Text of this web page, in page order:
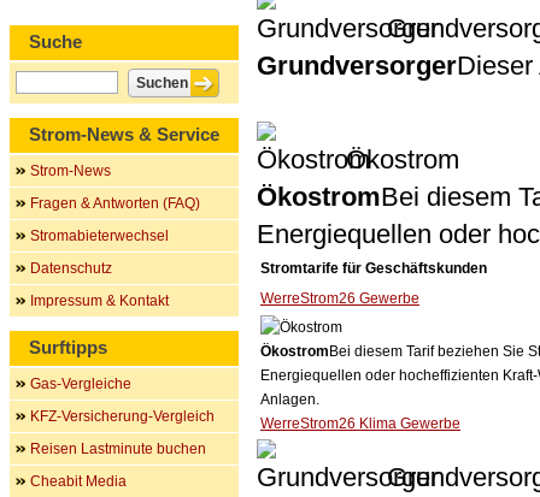
GrundversorgerDieser
Ökostrom
ÖkostromBei diesem
Energiequellen oder
Stromtarife für Geschäftskunden
WerreStrom26 Gewerbe
Ökostrom Bei diesem Tarif beziehen Sie
Energiequellen oder hocheffizienten
Anlagen.
WerreStrom26 Klima Gewerbe
Suche
Strom-News & Service
Strom-News
Fragen & Antworten (FAQ)
Stromabieterwechsel
Datenschutz
Impressum & Kontakt
Surftipps
Gas-Vergleiche
KFZ-Versicherung-Vergleich
Reisen Lastminute buchen
Cheabit Media